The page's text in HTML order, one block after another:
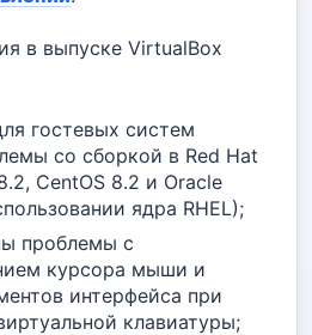
в выпуске VirtualBox
гостевых систем
со сборкой в Red Hat
CentOS 8.2 и Oracle
ядра RHEL);
проблемы с
курсора мыши и
интерфейса при
клавиатуры;